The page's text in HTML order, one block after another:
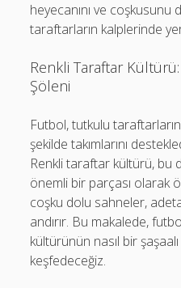
heyecanını ve coşkusunu
taraftarların kalplerinde
Renkli Taraftar
Şöleni
Futbol, tutkulu
şekilde takımlarını
Renkli taraftar kültürü, bu
önemli bir parçası olarak
coşku dolu sahneler,
andırır. Bu makalede,
kültürünün nasıl bir
keşfedeceğiz.